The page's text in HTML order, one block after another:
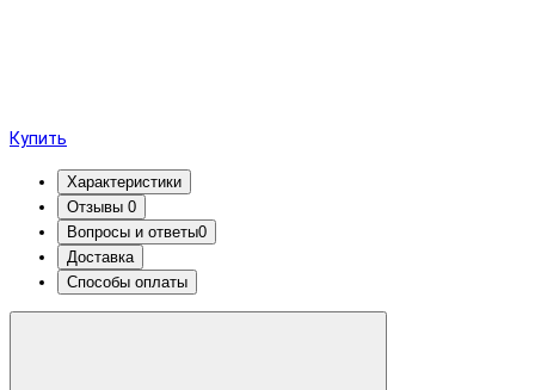
Купить
Характеристики
Отзывы 0
Вопросы и ответы0
Доставка
Способы оплаты